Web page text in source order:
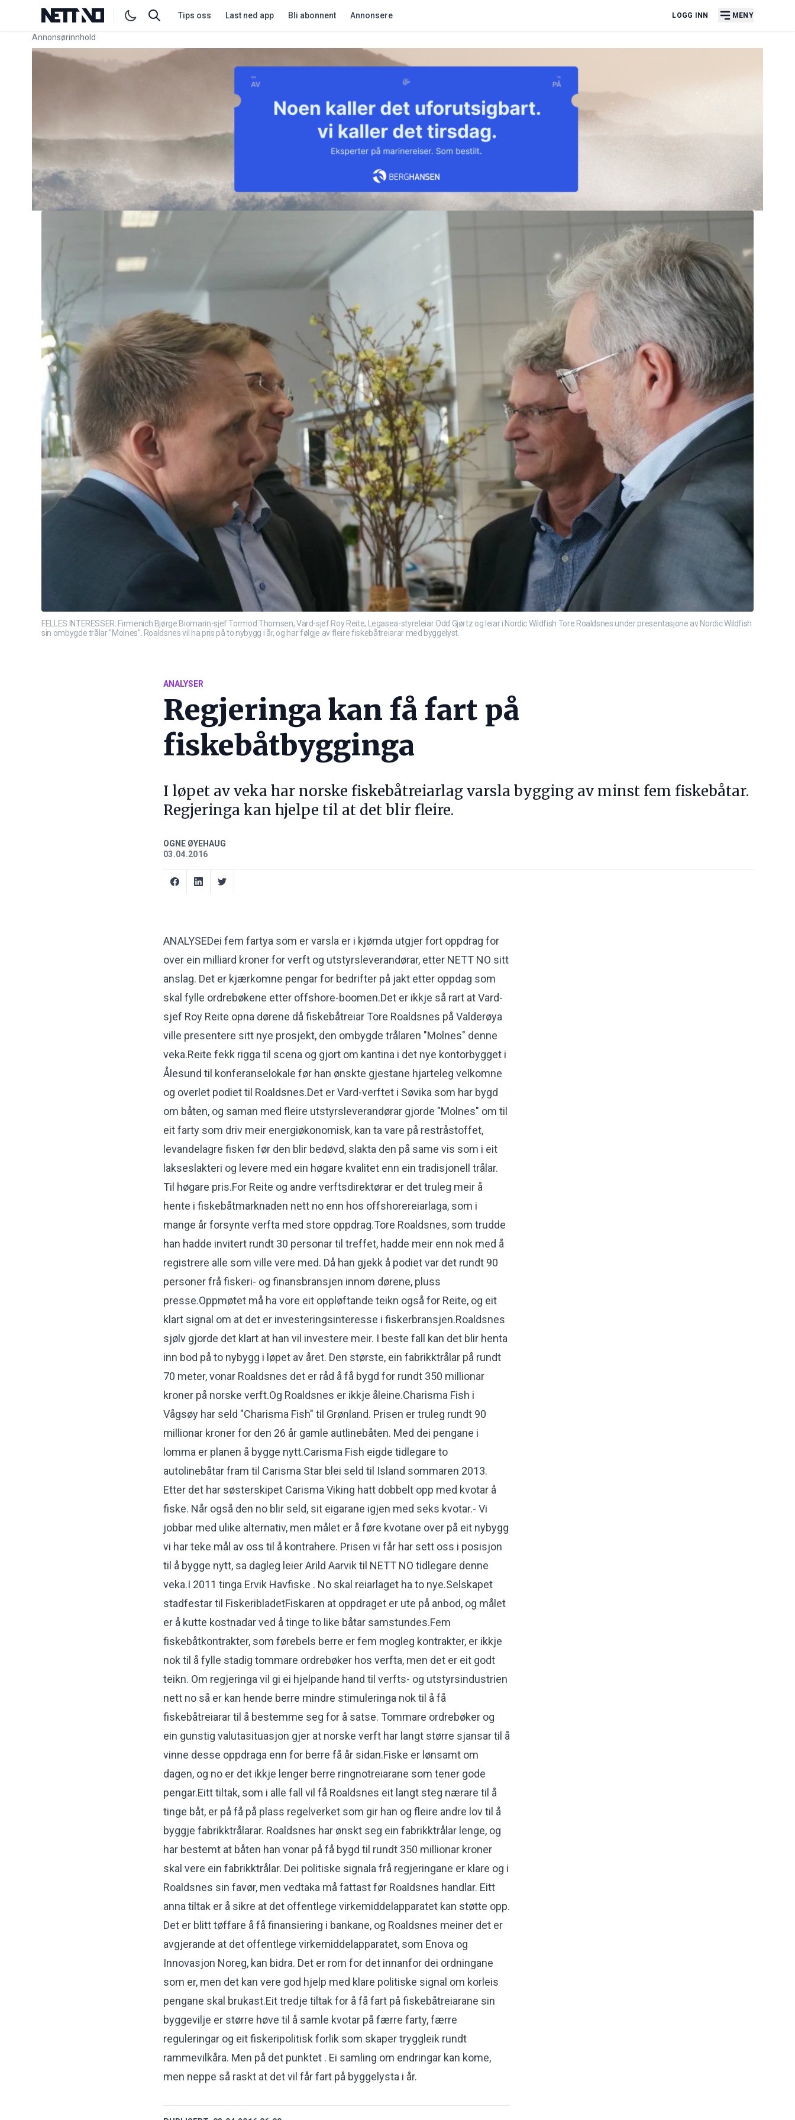
Tips oss Last ned app Bli abonnent Annonsere LOGG INN MENY
Annonsørinnhold
Link for annonse
FELLES INTERESSER: Firmenich Bjørge Biomarin-sjef Tormod Thomsen, Vard-sjef Roy Reite, Legasea-styreleiar Odd Gjørtz og leiar i Nordic Wildfish Tore Roaldsnes under presentasjone av Nordic Wildfish
sin ombygde trålar "Molnes". Roaldsnes vil ha pris på to nybygg i år, og har følgje av fleire fiskebåtreiarar med byggelyst.
ANALYSER
Regjeringa kan få fart på
fiskebåtbygginga
I løpet av veka har norske fiskebåtreiarlag varsla bygging av minst fem fiskebåtar.
Regjeringa kan hjelpe til at det blir fleire.
OGNE ØYEHAUG
03.04.2016
ANALYSEDei fem fartya som er varsla er i kjømda utgjer fort oppdrag for
over ein milliard kroner for verft og utstyrsleverandørar, etter NETT NO sitt
anslag. Det er kjærkomne pengar for bedrifter på jakt etter oppdag som
skal fylle ordrebøkene etter offshore-boomen.Det er ikkje så rart at Vard-
sjef Roy Reite opna dørene då fiskebåtreiar Tore Roaldsnes på Valderøya
ville presentere sitt nye prosjekt, den ombygde trålaren "Molnes" denne
veka.Reite fekk rigga til scena og gjort om kantina i det nye kontorbygget i
Ålesund til konferanselokale før han ønskte gjestane hjarteleg velkomne
og overlet podiet til Roaldsnes.Det er Vard-verftet i Søvika som har bygd
om båten, og saman med fleire utstyrsleverandørar gjorde "Molnes" om til
eit farty som driv meir energiøkonomisk, kan ta vare på restråstoffet,
levandelagre fisken før den blir bedøvd, slakta den på same vis som i eit
lakseslakteri og levere med ein høgare kvalitet enn ein tradisjonell trålar.
Til høgare pris.For Reite og andre verftsdirektørar er det truleg meir å
hente i fiskebåtmarknaden nett no enn hos offshorereiarlaga, som i
mange år forsynte verfta med store oppdrag.Tore Roaldsnes, som trudde
han hadde invitert rundt 30 personar til treffet, hadde meir enn nok med å
registrere alle som ville vere med. Då han gjekk å podiet var det rundt 90
personer frå fiskeri- og finansbransjen innom dørene, pluss
presse.Oppmøtet må ha vore eit oppløftande teikn også for Reite, og eit
klart signal om at det er investeringsinteresse i fiskerbransjen.Roaldsnes
sjølv gjorde det klart at han vil investere meir. I beste fall kan det blir henta
inn bod på to nybygg i løpet av året. Den største, ein fabrikktrålar på rundt
70 meter, vonar Roaldsnes det er råd å få bygd for rundt 350 millionar
kroner på norske verft.Og Roaldsnes er ikkje åleine.Charisma Fish i
Vågsøy har seld "Charisma Fish" til Grønland. Prisen er truleg rundt 90
millionar kroner for den 26 år gamle autlinebåten. Med dei pengane i
lomma er planen å bygge nytt.Carisma Fish eigde tidlegare to
autolinebåtar fram til Carisma Star blei seld til Island sommaren 2013.
Etter det har søsterskipet Carisma Viking hatt dobbelt opp med kvotar å
fiske. Når også den no blir seld, sit eigarane igjen med seks kvotar.- Vi
jobbar med ulike alternativ, men målet er å føre kvotane over på eit nybygg
vi har teke mål av oss til å kontrahere. Prisen vi får har sett oss i posisjon
til å bygge nytt, sa dagleg leier Arild Aarvik til NETT NO tidlegare denne
veka.I 2011 tinga Ervik Havfiske . No skal reiarlaget ha to nye.Selskapet
stadfestar til FiskeribladetFiskaren at oppdraget er ute på anbod, og målet
er å kutte kostnadar ved å tinge to like båtar samstundes.Fem
fiskebåtkontrakter, som førebels berre er fem mogleg kontrakter, er ikkje
nok til å fylle stadig tommare ordrebøker hos verfta, men det er eit godt
teikn. Om regjeringa vil gi ei hjelpande hand til verfts- og utstyrsindustrien
nett no så er kan hende berre mindre stimuleringa nok til å få
fiskebåtreiarar til å bestemme seg for å satse. Tommare ordrebøker og
ein gunstig valutasituasjon gjer at norske verft har langt større sjansar til å
vinne desse oppdraga enn for berre få år sidan.Fiske er lønsamt om
dagen, og no er det ikkje lenger berre ringnotreiarane som tener gode
pengar.Eitt tiltak, som i alle fall vil få Roaldsnes eit langt steg nærare til å
tinge båt, er på få på plass regelverket som gir han og fleire andre lov til å
byggje fabrikktrålarar. Roaldsnes har ønskt seg ein fabrikktrålar lenge, og
har bestemt at båten han vonar på få bygd til rundt 350 millionar kroner
skal vere ein fabrikktrålar. Dei politiske signala frå regjeringane er klare og i
Roaldsnes sin favør, men vedtaka må fattast før Roaldsnes handlar. Eitt
anna tiltak er å sikre at det offentlege virkemiddelapparatet kan støtte opp.
Det er blitt tøffare å få finansiering i bankane, og Roaldsnes meiner det er
avgjerande at det offentlege virkemiddelapparatet, som Enova og
Innovasjon Noreg, kan bidra. Det er rom for det innanfor dei ordningane
som er, men det kan vere god hjelp med klare politiske signal om korleis
pengane skal brukast.Eit tredje tiltak for å få fart på fiskebåtreiarane sin
byggevilje er større høve til å samle kvotar på færre farty, færre
reguleringar og eit fiskeripolitisk forlik som skaper tryggleik rundt
rammevilkåra. Men på det punktet . Ei samling om endringar kan kome,
men neppe så raskt at det vil får fart på byggelysta i år.